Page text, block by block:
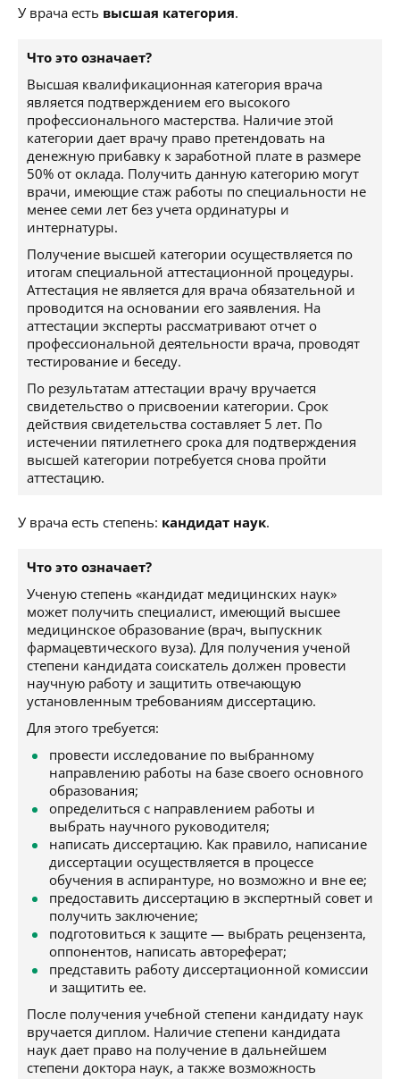
У врача есть высшая категория.
Что это означает?
Высшая квалификационная категория врача
является подтверждением его высокого
профессионального мастерства. Наличие этой
категории дает врачу право претендовать на
денежную прибавку к заработной плате в размере
50% от оклада. Получить данную категорию могут
врачи, имеющие стаж работы по специальности не
менее семи лет без учета ординатуры и
интернатуры.
Получение высшей категории осуществляется по
итогам специальной аттестационной процедуры.
Аттестация не является для врача обязательной и
проводится на основании его заявления. На
аттестации эксперты рассматривают отчет о
профессиональной деятельности врача, проводят
тестирование и беседу.
По результатам аттестации врачу вручается
свидетельство о присвоении категории. Срок
действия свидетельства составляет 5 лет. По
истечении пятилетнего срока для подтверждения
высшей категории потребуется снова пройти
аттестацию.
У врача есть степень: кандидат наук.
Что это означает?
Ученую степень «кандидат медицинских наук»
может получить специалист, имеющий высшее
медицинское образование (врач, выпускник
фармацевтического вуза). Для получения ученой
степени кандидата соискатель должен провести
научную работу и защитить отвечающую
установленным требованиям диссертацию.
Для этого требуется:
провести исследование по выбранному
направлению работы на базе своего основного
образования;
определиться с направлением работы и
выбрать научного руководителя;
написать диссертацию. Как правило, написание
диссертации осуществляется в процессе
обучения в аспирантуре, но возможно и вне ее;
предоставить диссертацию в экспертный совет и
получить заключение;
подготовиться к защите — выбрать рецензента,
оппонентов, написать автореферат;
представить работу диссертационной комиссии
и защитить ее.
После получения учебной степени кандидату наук
вручается диплом. Наличие степени кандидата
наук дает право на получение в дальнейшем
степени доктора наук, а также возможность